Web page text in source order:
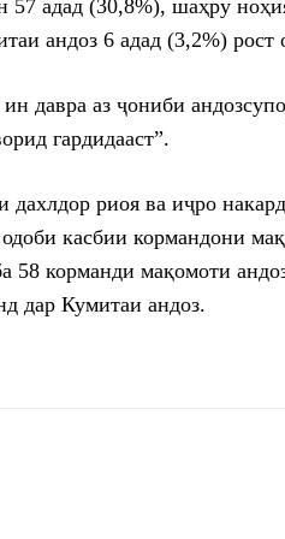
57 адад (30,8%), шаҳру
андоз 6 адад (3,2%) рост
давра аз ҷониби
гардидааст”.
риоя ва иҷро
касбии кормандони
58 корманди мақомоти
дар Кумитаи андоз.